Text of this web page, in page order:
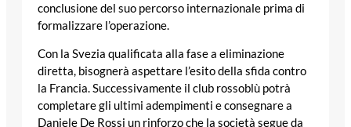
conclusione del suo percorso internazionale prima di
formalizzare l’operazione.
Con la Svezia qualificata alla fase a eliminazione
diretta, bisognerà aspettare l’esito della sfida contro
la Francia. Successivamente il club rossoblù potrà
completare gli ultimi adempimenti e consegnare a
Daniele De Rossi un rinforzo che la società segue da